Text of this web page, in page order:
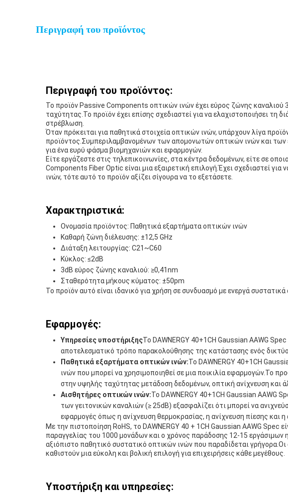
Περιγραφή του προϊόντος
Περιγραφή του προϊόντος:
Το προϊόν Passive Components οπτικών ινών έχει εύρος ζώνης καναλιού
ταχύτητας.Το προϊόν έχει επίσης σχεδιαστεί για να ελαχιστοποιήσει
στρέβλωση.
Όταν πρόκειται για παθητικά στοιχεία οπτικών ινών, υπάρχουν λίγα
προϊόντος.Συμπεριλαμβανομένων των απομονωτών οπτικών ινών και των
για ένα ευρύ φάσμα βιομηχανιών και εφαρμογών.
Είτε εργάζεστε στις τηλεπικοινωνίες, στα κέντρα δεδομένων, είτε σε
Components Fiber Optic είναι μια εξαιρετική επιλογή.Έχει σχεδιαστεί
ινών, τότε αυτό το προϊόν αξίζει σίγουρα να το εξετάσετε.
Χαρακτηριστικά:
Ονομασία προϊόντος: Παθητικά εξαρτήματα οπτικών ινών
Καθαρή ζώνη διέλευσης: ±12,5 GHz
Διάταξη λειτουργίας: C21~C60
Κύκλος: ≤2dB
3dB εύρος ζώνης καναλιού: ≥0,41nm
Σταθερότητα μήκους κύματος: ±50pm
Το προϊόν αυτό είναι ιδανικό για χρήση σε συνδυασμό με ενεργά
Εφαρμογές:
Υπηρεσίες υποστήριξηςΤο DAWNERGY 40+1CH Gaussian AAWG
αποτελεσματικό τρόπο παρακολούθησης της κατάστασης ενός
Παθητικά εξαρτήματα οπτικών ινών:Το DAWNERGY 40+1CH
ινών που μπορεί να χρησιμοποιηθεί σε μια ποικιλία εφαρμογών.Το
στην υψηλής ταχύτητας μετάδοση δεδομένων, οπτική ανίχνευση και
Αισθητήρες οπτικών ινών:Το DAWNERGY 40+1CH Gaussian AAWG
των γειτονικών καναλιών (≥ 25dB) εξασφαλίζει ότι μπορεί να
εφαρμογές όπως η ανίχνευση θερμοκρασίας, η ανίχνευση πίεσης και η
Με την πιστοποίηση RoHS, το DAWNERGY 40 + 1CH Gaussian AAWG Spec
παραγγελίας του 1000 μονάδων και ο χρόνος παράδοσης 12-15 εργάσιμων
αξιόπιστο παθητικό συστατικό οπτικών ινών που παραδίδεται
καθιστούν μια εύκολη και βολική επιλογή για επιχειρήσεις κάθε μεγέθους.
Υποστήριξη και υπηρεσίες: